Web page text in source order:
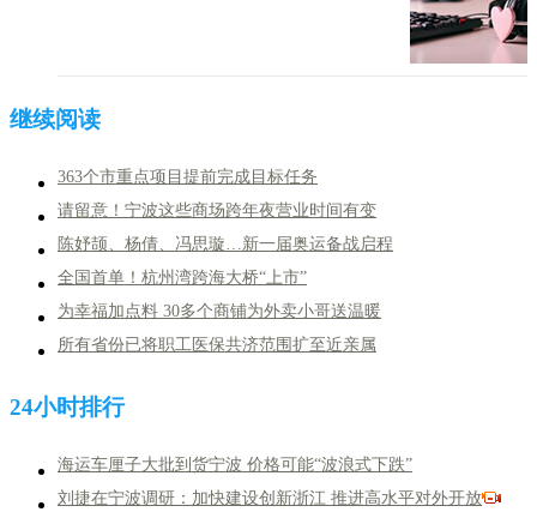
363个市重点项目提前完成目标任务
请留意！宁波这些商场跨年夜营业时间有变
陈妤颉、杨倩、冯思璇…新一届奥运备战启程
全国首单！杭州湾跨海大桥“上市”
为幸福加点料 30多个商铺为外卖小哥送温暖
所有省份已将职工医保共济范围扩至近亲属
海运车厘子大批到货宁波 价格可能“波浪式下跌”
刘捷在宁波调研：加快建设创新浙江 推进高水平对外开放